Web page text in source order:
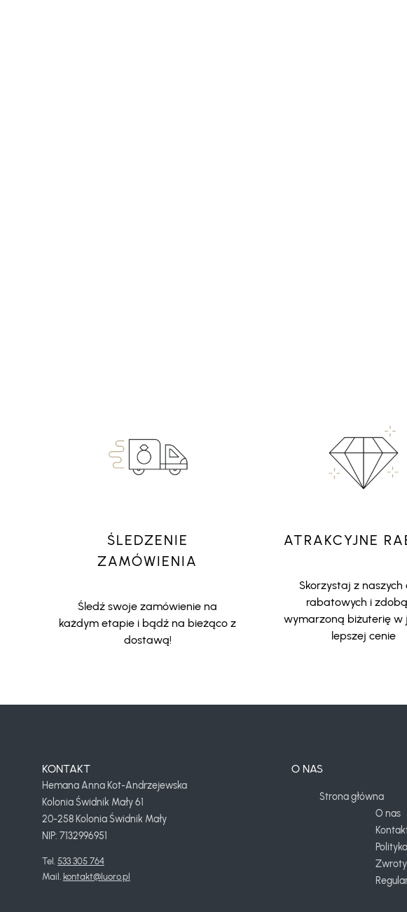
ŚLEDZENIE
ZAMÓWIENIA
Śledź swoje zamówienie na
każdym etapie i bądź na bieżąco z
dostawą!
ATRAKCYJNE
Skorzystaj z naszych
rabatowych i
wymarzoną biżuterię w
lepszej cenie
KONTAKT
Hemana Anna Kot-Andrzejewska
Kolonia Świdnik Mały 61
20-258 Kolonia Świdnik Mały
NIP: 7132996951
Tel. 533 305 764
Mail. kontakt@luoro.pl
O NAS
Strona główna
O nas